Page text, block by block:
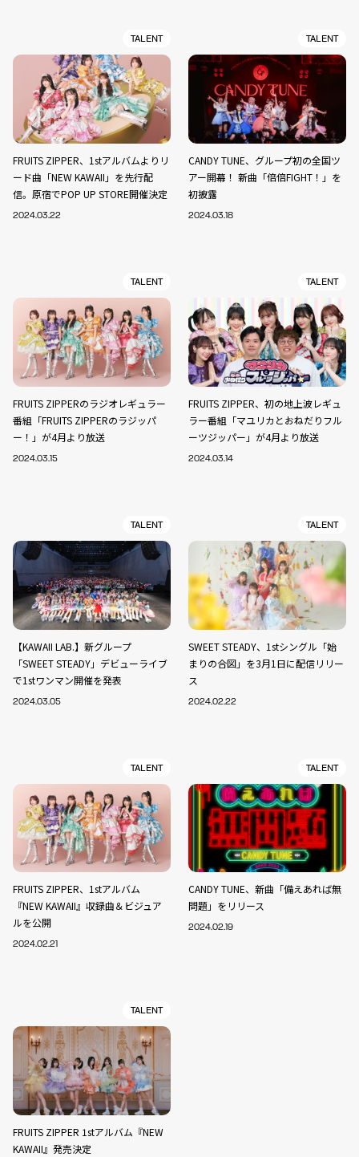
TALENT
FRUITS ZIPPER、1stアルバムよりリ
ード曲「NEW KAWAII」を先行配
信。原宿でPOP UP STORE開催決定
2024.03.22
TALENT
CANDY TUNE、グループ初の全国ツ
アー開幕！ 新曲「倍倍FIGHT！」を
初披露
2024.03.18
TALENT
FRUITS ZIPPERのラジオレギュラー
番組「FRUITS ZIPPERのラジッパ
ー！」が4月より放送
2024.03.15
TALENT
FRUITS ZIPPER、初の地上波レギュ
ラー番組「マユリカとおねだりフル
ーツジッパー」が4月より放送
2024.03.14
TALENT
【KAWAII LAB.】新グループ
「SWEET STEADY」デビューライブ
で1stワンマン開催を発表
2024.03.05
TALENT
SWEET STEADY、1stシングル「始
まりの合図」を3月1日に配信リリー
ス
2024.02.22
TALENT
FRUITS ZIPPER、1stアルバム
『NEW KAWAII』収録曲＆ビジュア
ルを公開
2024.02.21
TALENT
CANDY TUNE、新曲「備えあれば無
問題」をリリース
2024.02.19
TALENT
FRUITS ZIPPER 1stアルバム『NEW
KAWAII』発売決定